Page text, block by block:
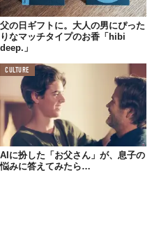
とう。
社団法人 日本メンズファッション教会内
ャルサイト内の記述を参考にしています。
Top image: ©iStock.com/AleksandarNakic
広いはずだ。
父の日ギフトに。大人の男にぴった
りなマッチタイプのお香「hibi
deep.」
CULTURE
AIに扮した「お父さん」が、息子の
悩みに答えてみたら…